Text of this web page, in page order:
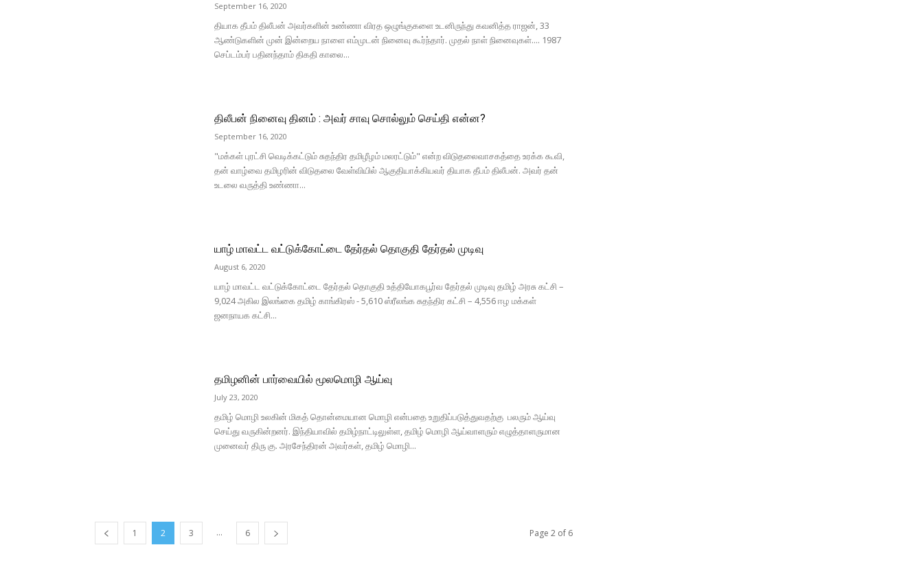
September 16, 2020
தியாக தீபம் திலீபன் அவர்களின் உண்ணா விரத ஒழுங்குகளை உடனிருந்து கவனித்த ராஜன், 33
ஆண்டுகளின் முன் இன்றைய நாளை எம்முடன் நினைவு கூர்ந்தார். முதல் நாள் நினைவுகள்.... 1987
செப்டம்பர் பதினந்தாம் திகதி காலை...
திலீபன் நினைவு தினம் : அவர் சாவு சொல்லும் செய்தி என்ன?
September 16, 2020
"மக்கள் புரட்சி வெடிக்கட்டும் சுதந்திர தமிழீழம் மலரட்டும்" என்ற விடுதலைவாசகத்தை உரக்க கூவி,
தன் வாழ்வை தமிழரின் விடுதலை வேள்வியில் ஆகுதியாக்கியவர் தியாக தீபம் திலீபன். அவர் தன்
உடலை வருத்தி உண்ணா...
யாழ் மாவட்ட வட்டுக்கோட்டை தேர்தல் தொகுதி தேர்தல் முடிவு
August 6, 2020
யாழ் மாவட்ட வட்டுக்கோட்டை தேர்தல் தொகுதி உத்தியோகபூர்வ தேர்தல் முடிவு தமிழ் அரசு கட்சி –
9,024 அகில இலங்கை தமிழ் காங்கிரஸ் - 5,610 ஸ்ரீலங்க சுதந்திர கட்சி – 4,556 ஈழ மக்கள்
ஜனநாயக கட்சி...
தமிழனின் பார்வையில் மூலமொழி ஆய்வு
July 23, 2020
தமிழ் மொழி உலகின் மிகத் தொன்மையான மொழி என்பதை உறுதிப்படுத்துவதற்கு பலரும் ஆய்வு
செய்து வருகின்றனர். இந்தியாவில் தமிழ்நாட்டிலுள்ள, தமிழ் மொழி ஆய்வாளரும் எழுத்தாளருமான
முனைவர் திரு கு. அரசேந்திரன் அவர்கள், தமிழ் மொழி...
1 2 3 ... 6 Page 2 of 6